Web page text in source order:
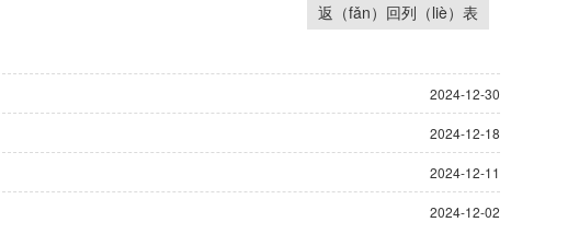
返（fǎn）回列（liè）表
2024-12-30
2024-12-18
2024-12-11
2024-12-02